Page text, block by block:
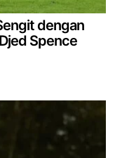
dengan
Spence